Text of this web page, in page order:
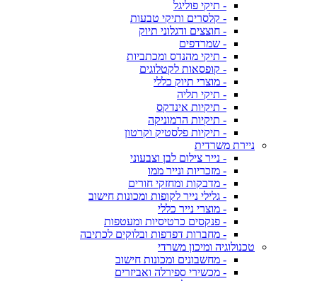
- תיקי פוליגל
- קלסרים ותיקי טבעות
- חוצצים ודגלוני תיוק
- שמרדפים
- תיקי מהנדס ומכתביות
- קופסאות לקטלוגים
- מוצרי תיוק כללי
- תיקי תליה
- תיקיות אינדקס
- תיקיות הרמוניקה
- תיקיות פלסטיק וקרטון
ניירת משרדית
- נייר צילום לבן וצבעוני
- מזכריות ונייר ממו
- מדבקות ומחזקי חורים
- גלילי נייר לקופות ומכונות חישוב
- מוצרי נייר כללי
- פנקסים כרטיסיות ומעטפות
- מחברות דפדפות ובלוקים לכתיבה
טכנולוגיה ומיכון משרדי
- מחשבונים ומכונות חישוב
- מכשירי ספירלה ואביזרים